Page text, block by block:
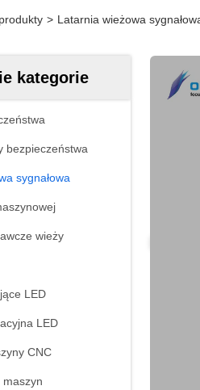
produkty > Latarnia wieżowa
kategorie
bezpieczeństwa
sygnałowa
wieży
LED
LED
CNC
maszyn